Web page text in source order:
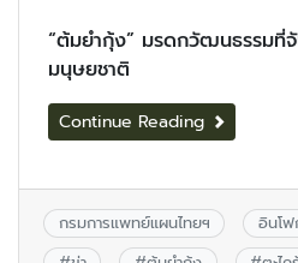
“ต้มยำกุ้ง” มรดกวัฒนธรรมที่
มนุษยชาติ
Continue Reading
กรมการแพทย์แผนไทยฯ
อินโ